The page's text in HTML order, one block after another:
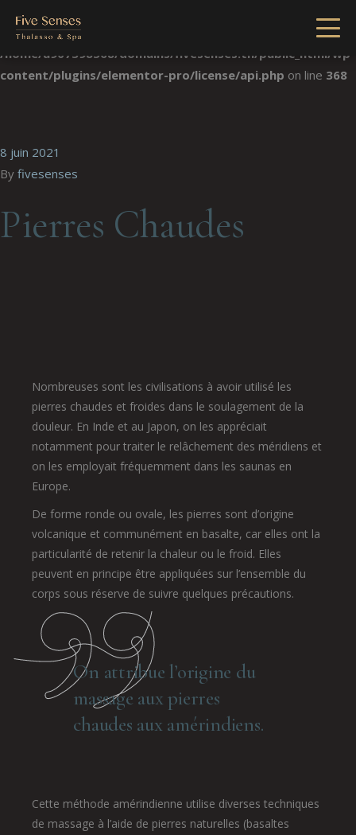
Notice: Undefined index: license in
/home/u907398568/domains/fivesenses.tn/public_html/wp-
content/plugins/elementor-pro/license/api.php on line 368
8 juin 2021
By fivesenses
Pierres Chaudes
Nombreuses sont les civilisations à avoir utilisé les
pierres chaudes et froides dans le soulagement de la
douleur. En Inde et au Japon, on les appréciait
notamment pour traiter le relâchement des méridiens et
on les employait fréquemment dans les saunas en
Europe.
De forme ronde ou ovale, les pierres sont d’origine
volcanique et communément en basalte, car elles ont la
particularité de retenir la chaleur ou le froid. Elles
peuvent en principe être appliquées sur l’ensemble du
corps sous réserve de suivre quelques précautions.
On attribue l’origine du
massage aux pierres
chaudes aux amérindiens.
Cette méthode amérindienne utilise diverses techniques
de massage à l’aide de pierres naturelles (basaltes